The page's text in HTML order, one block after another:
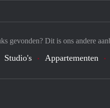
gevonden? Dit is ons andere
Studio's Appartementen